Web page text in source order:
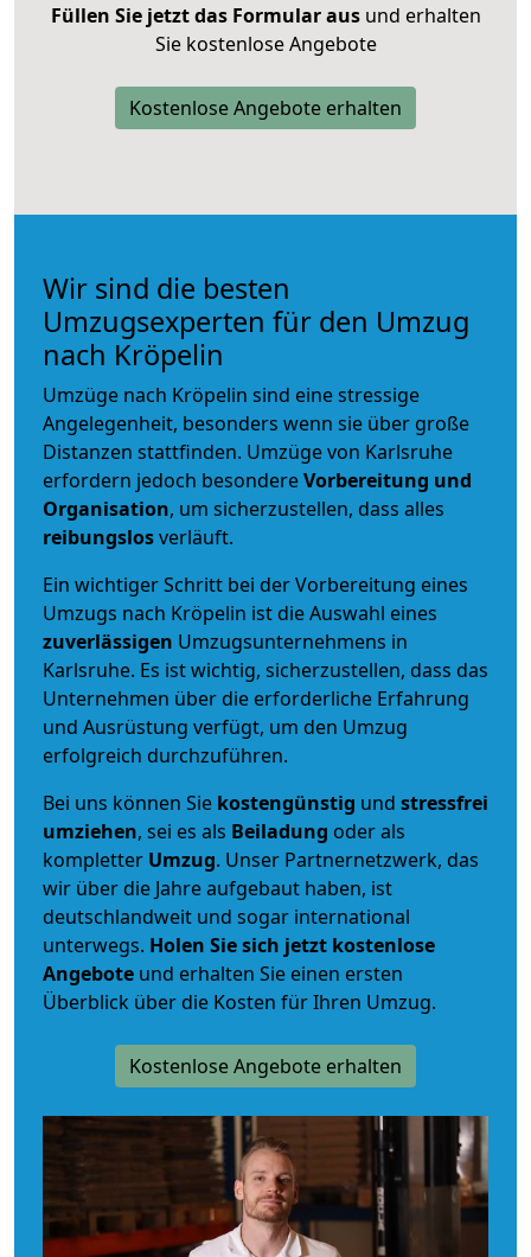
Füllen Sie jetzt das Formular ausund erhalten
Sie kostenlose Angebote
Kostenlose Angebote erhalten
Wir sind die besten
Umzugsexperten für den Umzug
nach Kröpelin
Umzüge nach Kröpelin sind eine stressige
Angelegenheit, besonders wenn sie über große
Distanzen stattfinden. Umzüge von Karlsruhe
erfordern jedoch besondereVorbereitung und
Organisation, um sicherzustellen, dass alles
reibungslosverläuft.
Ein wichtiger Schritt bei der Vorbereitung eines
Umzugs nach Kröpelin ist die Auswahl eines
zuverlässigen Umzugsunternehmens in
Karlsruhe. Es ist wichtig, sicherzustellen, dass das
Unternehmen über die erforderliche Erfahrung
und Ausrüstung verfügt, um den Umzug
erfolgreich durchzuführen.
Bei uns können Sie kostengünstig und stressfrei
umziehen, sei es als Beiladung oder als
kompletter Umzug. Unser Partnernetzwerk, das
wir über die Jahre aufgebaut haben, ist
deutschlandweit und sogar international
unterwegs. Holen Sie sich jetzt kostenlose
Angebote und erhalten Sie einen ersten
Überblick über die Kosten für Ihren Umzug.
Kostenlose Angebote erhalten